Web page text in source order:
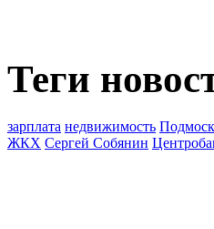
Теги
зарплата недвижимость
ЖКХ Сергей Собянин